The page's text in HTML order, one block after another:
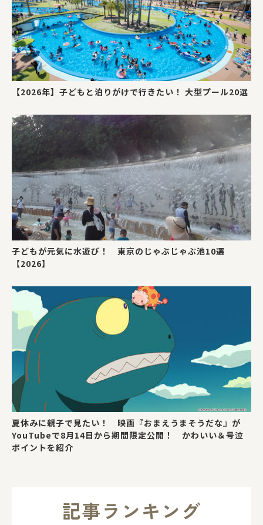
【2026年】子どもと泊りがけで行きたい！ 大型プール20選
子どもが元気に水遊び！ 東京のじゃぶじゃぶ池10選
【2026】
夏休みに親子で見たい！ 映画『おまえうまそうだな』が
YouTubeで8月14日から期間限定公開！ かわいい＆号泣
ポイントを紹介
記事ランキング